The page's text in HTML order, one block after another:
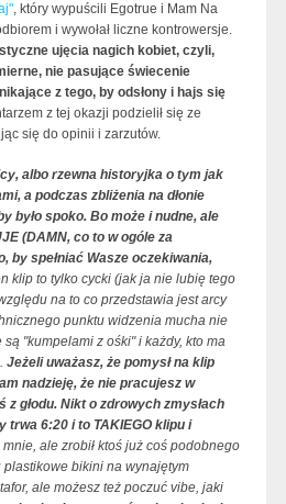
, który wypuścili Egotrue i Mam Na
i wywołał liczne kontrowersje.
ujęcia nagich kobiet, czyli,
nie pasujące świecenie
z tego, by odsłony i hajs się
z tej okazji podzielił się ze
się do opinii i zarzutów.
albo rzewna historyjka o tym jak
a podczas zbliżenia na dłonie
było spoko. Bo może i nudne, ale
(DAMN, co to w ogóle za
by spełniać Wasze oczekiwania,
klip to tylko cycki (jak ja nie lubię tego
na to co przedstawia jest arcy
punktu widzenia mucha nie
"kumpelami z ośki" i każdy, kto ma
Jeżeli uważasz, że pomysł na klip
nadzieję, że nie pracujesz w
głodu. Nikt o zdrowych zmysłach
6:20 i to TAKIEGO klipu i
ale zrobił ktoś już coś podobnego
bikini na wynajętym
ale możesz też poczuć vibe, jaki